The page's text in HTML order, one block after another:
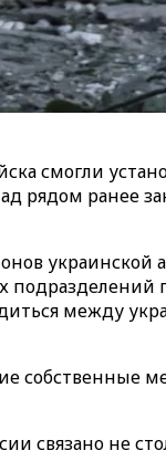
смогли
рядом ранее
между
собственные
связано не